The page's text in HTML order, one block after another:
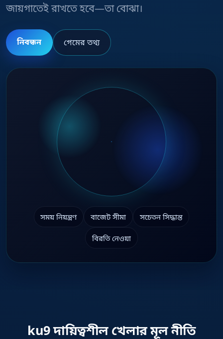
জায়গাতেই রাখতে হবে—তা বোঝা।
নিবন্ধন গেমের তথ্য
সময় নিয়ন্ত্রণ বাজেট সীমা সচেতন সিদ্ধান্ত
বিরতি নেওয়া
ku9 দায়িত্বশীল খেলার মূল নীতি